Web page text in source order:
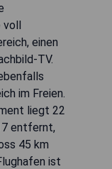
voll
einen
TV.
im Freien.
liegt 22
entfernt,
45 km
ist